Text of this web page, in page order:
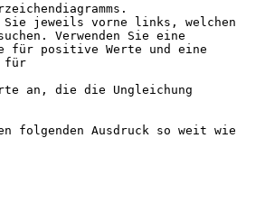
Sie jeweils vorne links, welchen
Verwenden Sie eine
für positive Werte und eine
für
an, die die Ungleichung
folgenden Ausdruck so weit wie